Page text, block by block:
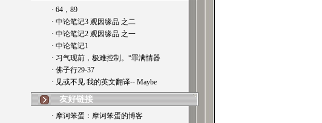
· 64，89
· 中论笔记3 观因缘品 之二
· 中论笔记2 观因缘品 之一
· 中论笔记1
· 习气现前，极难控制。“罪满情器
· 佛子行29-37
· 见或不见 我的英文翻译-- Maybe
友好链接
· 摩诃笨蛋：摩诃笨蛋的博客